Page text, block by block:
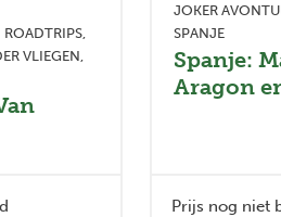
ROADTRIPS
VLIEGEN
JOKER
SPANJE
Spanje:
Aragon
Prijs nog niet